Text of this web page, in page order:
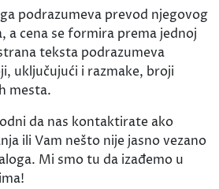
podrazumeva prevod njegovog
a cena se formira prema jednoj
teksta podrazumeva
uključujući i razmake, broji
mesta.
da nas kontaktirate ako
ili Vam nešto nije jasno vezano
Mi smo tu da izađemo u